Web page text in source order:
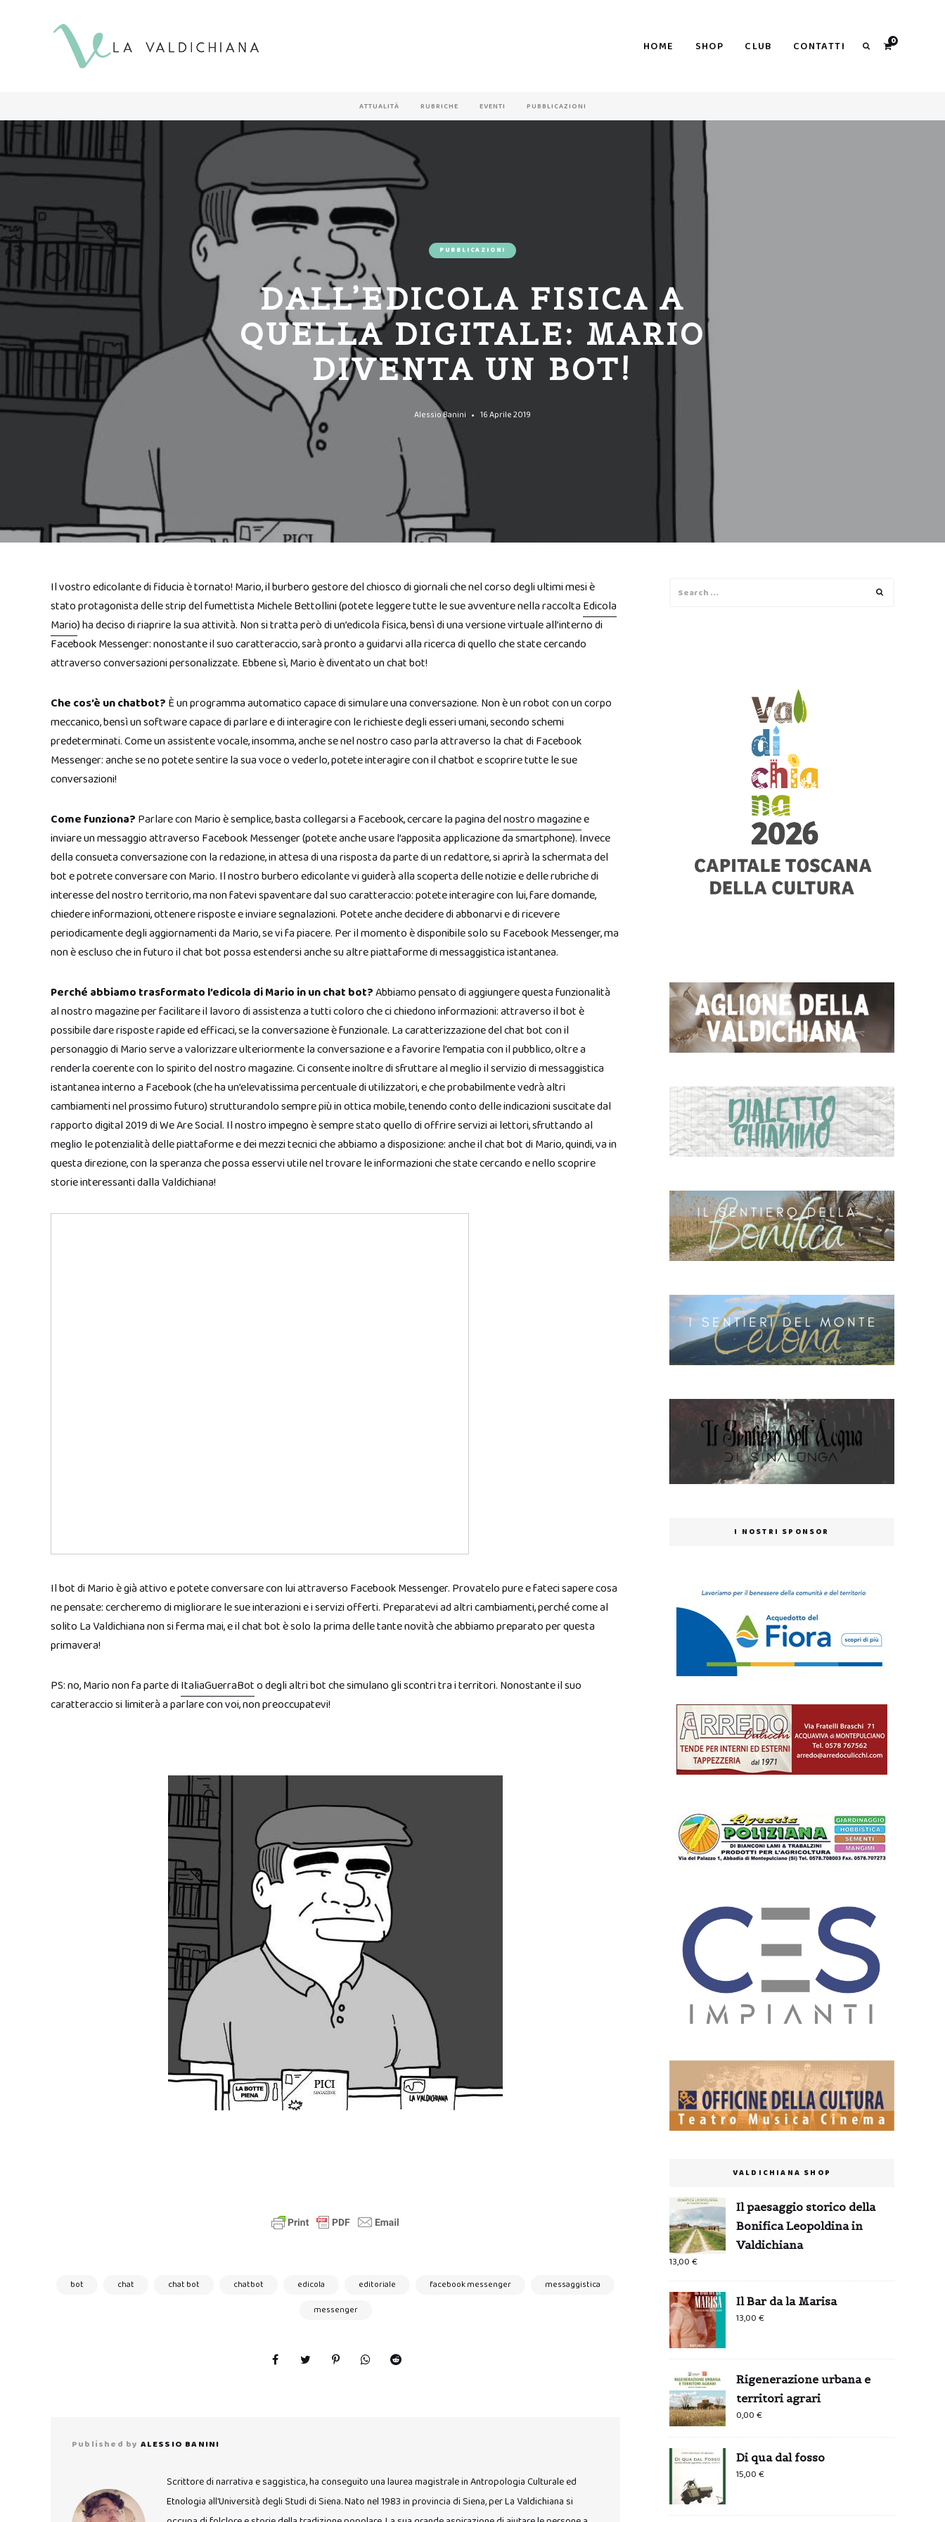
HOME SHOP CLUB CONTATTI 0
ATTUALITÀ RUBRICHE EVENTI PUBBLICAZIONI
PUBBLICAZIONI
DALL’EDICOLA FISICA A
QUELLA DIGITALE: MARIO
DIVENTA UN BOT!
Alessio Banini 16 Aprile 2019
Il vostro edicolante di fiducia è tornato! Mario, il burbero gestore del chiosco di giornali che nel corso degli ultimi mesi è
stato protagonista delle strip del fumettista Michele Bettollini (potete leggere tutte le sue avventure nella raccolta Edicola
Mario) ha deciso di riaprire la sua attività. Non si tratta però di un’edicola fisica, bensì di una versione virtuale all’interno di
Facebook Messenger: nonostante il suo caratteraccio, sarà pronto a guidarvi alla ricerca di quello che state cercando
attraverso conversazioni personalizzate. Ebbene sì, Mario è diventato un chat bot!
Che cos’è un chatbot? È un programma automatico capace di simulare una conversazione. Non è un robot con un corpo
meccanico, bensì un software capace di parlare e di interagire con le richieste degli esseri umani, secondo schemi
predeterminati. Come un assistente vocale, insomma, anche se nel nostro caso parla attraverso la chat di Facebook
Messenger: anche se no potete sentire la sua voce o vederlo, potete interagire con il chatbot e scoprire tutte le sue
conversazioni!
Come funziona? Parlare con Mario è semplice, basta collegarsi a Facebook, cercare la pagina delnostro magazinee
inviare un messaggio attraverso Facebook Messenger (potete anche usare l’apposita applicazione da smartphone). Invece
della consueta conversazione con la redazione, in attesa di una risposta da parte di un redattore, si aprirà la schermata del
bot e potrete conversare con Mario. Il nostro burbero edicolante vi guiderà alla scoperta delle notizie e delle rubriche di
interesse del nostro territorio, ma non fatevi spaventare dal suo caratteraccio: potete interagire con lui, fare domande,
chiedere informazioni, ottenere risposte e inviare segnalazioni. Potete anche decidere di abbonarvi e di ricevere
periodicamente degli aggiornamenti da Mario, se vi fa piacere. Per il momento è disponibile solo su Facebook Messenger, ma
non è escluso che in futuro il chat bot possa estendersi anche su altre piattaforme di messaggistica istantanea.
Perché abbiamo trasformato l’edicola di Mario in un chat bot?Abbiamo pensato di aggiungere questa funzionalità
al nostro magazine per facilitare il lavoro di assistenza a tutti coloro che ci chiedono informazioni: attraverso il bot è
possibile dare risposte rapide ed efficaci, se la conversazione è funzionale. La caratterizzazione del chat bot con il
personaggio di Mario serve a valorizzare ulteriormente la conversazione e a favorire l’empatia con il pubblico, oltre a
renderla coerente con lo spirito del nostro magazine. Ci consente inoltre di sfruttare al meglio il servizio di messaggistica
istantanea interno a Facebook (che ha un’elevatissima percentuale di utilizzatori, e che probabilmente vedrà altri
cambiamenti nel prossimo futuro) strutturandolo sempre più in ottica mobile, tenendo conto delle indicazioni suscitate dal
rapporto digital 2019 di We Are Social. Il nostro impegno è sempre stato quello di offrire servizi ai lettori, sfruttando al
meglio le potenzialità delle piattaforme e dei mezzi tecnici che abbiamo a disposizione: anche il chat bot di Mario, quindi, va in
questa direzione, con la speranza che possa esservi utile nel trovare le informazioni che state cercando e nello scoprire
storie interessanti dalla Valdichiana!
Il bot di Mario è già attivo e potete conversare con lui attraverso Facebook Messenger. Provatelo pure e fateci sapere cosa
ne pensate: cercheremo di migliorare le sue interazioni e i servizi offerti. Preparatevi ad altri cambiamenti, perché come al
solito La Valdichiana non si ferma mai, e il chat bot è solo la prima delle tante novità che abbiamo preparato per questa
primavera!
PS: no, Mario non fa parte diItaliaGuerraBoto degli altri bot che simulano gli scontri tra i territori. Nonostante il suo
caratteraccio si limiterà a parlare con voi, non preoccupatevi!
bot chat chat bot chatbot edicola editoriale facebook messenger
messaggistica
messenger
Published by ALESSIO BANINI
Scrittore di narrativa e saggistica, ha conseguito una laurea magistrale in Antropologia Culturale ed
Etnologia all’Università degli Studi di Siena. Nato nel 1983 in provincia di Siena, per La Valdichiana si
for:
I NOSTRI SPONSOR
VALDICHIANA SHOP
Il paesaggio storico della
Bonifica Leopoldina in
Valdichiana
13,00€
Il Bar da la Marisa
13,00€
Rigenerazione urbana e
territori agrari
0,00€
Di qua dal fosso
15,00€